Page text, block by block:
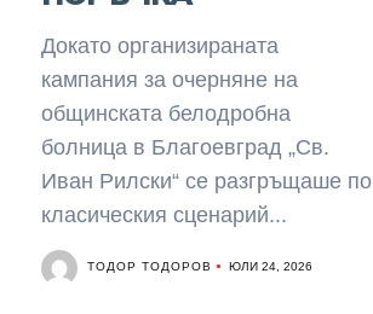
Докато организираната
кампания за очерняне на
общинската белодробна
болница в Благоевград „Св.
Иван Рилски“ се разгръщаше по
класическия сценарий...
ТОДОР ТОДОРОВ ЮЛИ 24, 2026